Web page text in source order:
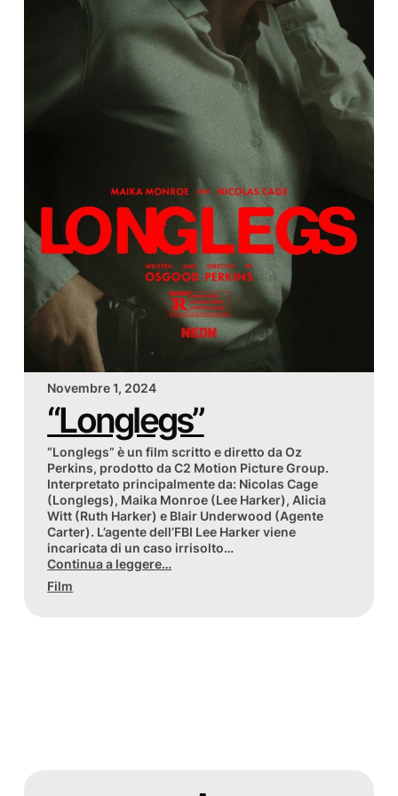
Novembre 1, 2024
“Longlegs”
“Longlegs” è un film scritto e diretto da Oz
Perkins, prodotto da C2 Motion Picture Group.
Interpretato principalmente da: Nicolas Cage
(Longlegs), Maika Monroe (Lee Harker), Alicia
Witt (Ruth Harker) e Blair Underwood (Agente
Carter). L’agente dell’FBI Lee Harker viene
incaricata di un caso irrisolto…
Continua a leggere…
Film